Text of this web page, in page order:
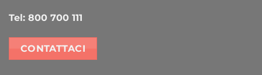
Tel: 800 700 111
CONTATTACI